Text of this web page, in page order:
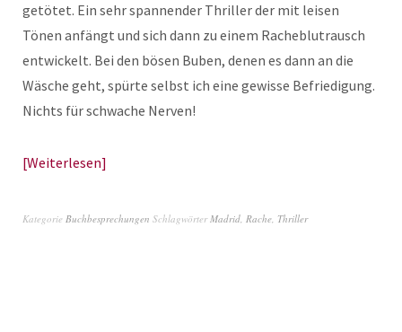
getötet. Ein sehr spannender Thriller der mit leisen
Tönen anfängt und sich dann zu einem Racheblutrausch
entwickelt. Bei den bösen Buben, denen es dann an die
Wäsche geht, spürte selbst ich eine gewisse Befriedigung.
Nichts für schwache Nerven!
Weiterlesen
Kategorie Buchbesprechungen SchlagwörterMadrid, Rache, Thriller